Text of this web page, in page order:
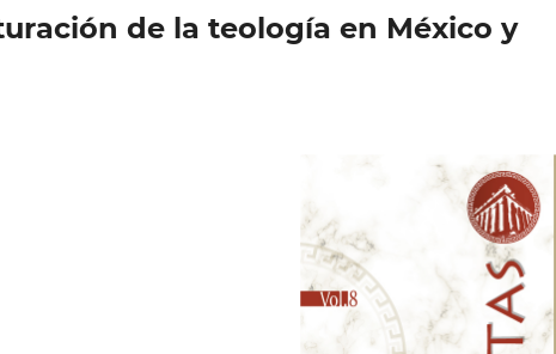
de la teología en México y